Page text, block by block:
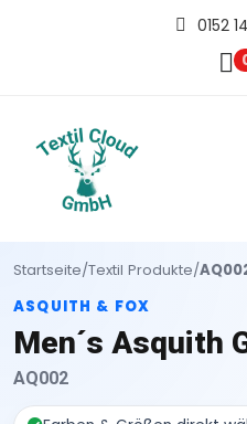
0152
Startseite/Textil Produkte/
ASQUITH & FOX
Men´s Asquith
AQ002